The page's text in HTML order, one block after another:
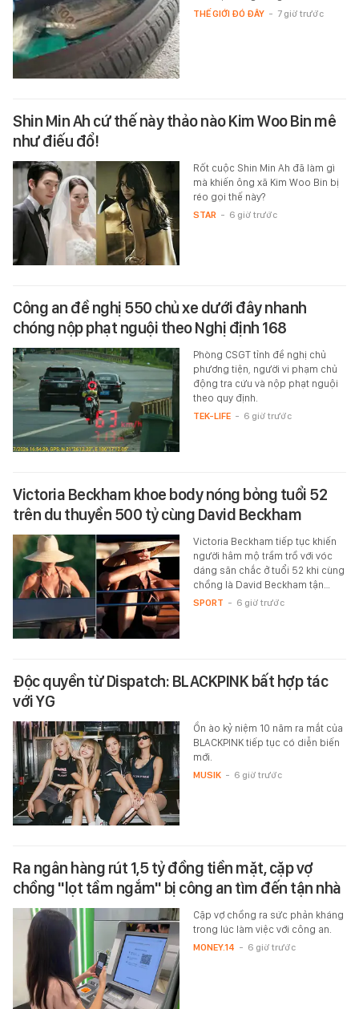
THẾ GIỚI ĐÓ ĐÂY - 7 giờ trước
Shin Min Ah cứ thế này thảo nào Kim Woo Bin mê
như điếu đổ!
Rốt cuộc Shin Min Ah đã làm gì
mà khiến ông xã Kim Woo Bin bị
réo gọi thế này?
STAR - 6 giờ trước
Công an đề nghị 550 chủ xe dưới đây nhanh
chóng nộp phạt nguội theo Nghị định 168
Phòng CSGT tỉnh đề nghị chủ
phương tiện, người vi phạm chủ
động tra cứu và nộp phạt nguội
theo quy định.
TEK-LIFE - 6 giờ trước
Victoria Beckham khoe body nóng bỏng tuổi 52
trên du thuyền 500 tỷ cùng David Beckham
Victoria Beckham tiếp tục khiến
người hâm mộ trầm trồ với vóc
dáng săn chắc ở tuổi 52 khi cùng
chồng là David Beckham tận…
SPORT - 6 giờ trước
Độc quyền từ Dispatch: BLACKPINK bất hợp tác
với YG
Ồn ào kỷ niệm 10 năm ra mắt của
BLACKPINK tiếp tục có diễn biến
mới.
MUSIK - 6 giờ trước
Ra ngân hàng rút 1,5 tỷ đồng tiền mặt, cặp vợ
chồng "lọt tầm ngắm" bị công an tìm đến tận nhà
Cặp vợ chồng ra sức phản kháng
trong lúc làm việc với công an.
MONEY.14 - 6 giờ trước